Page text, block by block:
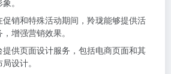
销和特殊活动期间，羚珑能够提供活
增强营销效果。
供页面设计服务，包括电商页面和其
设计。